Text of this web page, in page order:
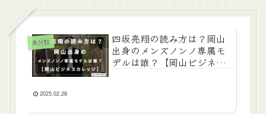
未分類
四坂亮翔の読み方は？岡山
出身のメンズノンノ専属モ
デルは誰？【岡山ビジネス
2025.02.28